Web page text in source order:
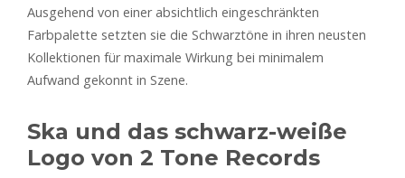
Ausgehend von einer absichtlich eingeschränkten
Farbpalette setzten sie die Schwarztöne in ihren neusten
Kollektionen für maximale Wirkung bei minimalem
Aufwand gekonnt in Szene.
Ska und das schwarz-weiße
Logo von 2 Tone Records